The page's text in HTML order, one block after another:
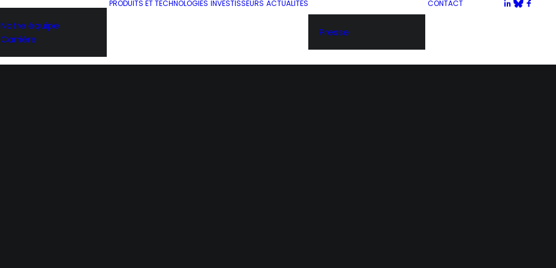
Notre équipe
Carrière
PRODUITS ET TECHNOLOGIES INVESTISSEURS ACTUALITÉS
Presse
CONTACT